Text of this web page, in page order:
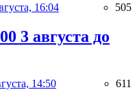
16:04 505
3 августа до
14:50 611